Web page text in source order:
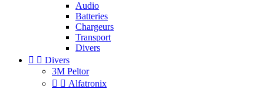
Audio
Batteries
Chargeurs
Transport
Divers
  Divers
3M Peltor
  Alfatronix